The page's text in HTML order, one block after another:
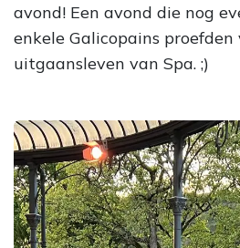
avond! Een avond die nog
enkele Galicopains
uitgaansleven van Spa. ;)